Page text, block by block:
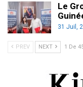
Le
31 Juil,
PREV NEXT 1 De